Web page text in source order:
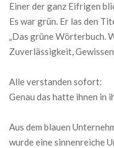
Einer der ganz Eifrigen
Es war grün. Er las den
„Das grüne Wörterbuch.
Zuverlässigkeit,
Alle verstanden sofort:
Genau das hatte ihnen in
Aus dem blauen
wurde eine sinnenreiche